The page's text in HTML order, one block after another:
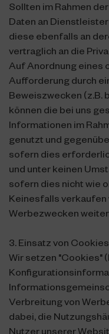
Sollten im Rahmen
Daten an
diese ebenfalls an
vertraglich an die
Auf Anordnung eines
Aufforderung durch
Beweiszwecken (z.B.
können die bei uns
Informationen im
genutzt und
sofern dies
und unter keinen
sofern dies nicht wie
Keinesfalls verkaufen
Werbezwecken
3. Einsatz von Cookies
Wir setzen "Cookies"
Verbreitung von
dabei, die